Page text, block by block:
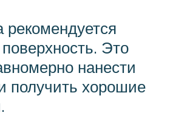
Это
нанести
получить хорошие